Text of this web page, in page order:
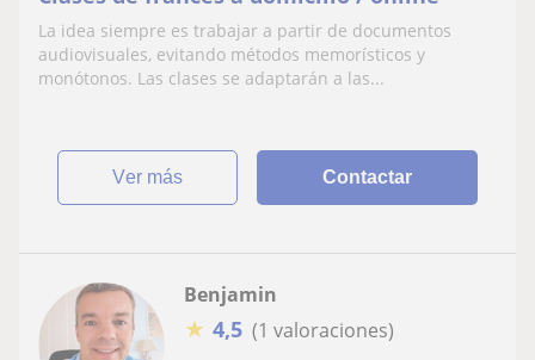
La idea siempre es trabajar a partir de documentos
audiovisuales, evitando métodos memorísticos y
monótonos. Las clases se adaptarán a las...
ver más Contactar
Benjamin
★ 4,5 (1 valoraciones)